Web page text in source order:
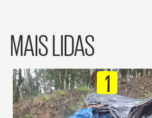
MAIS LIDAS
1